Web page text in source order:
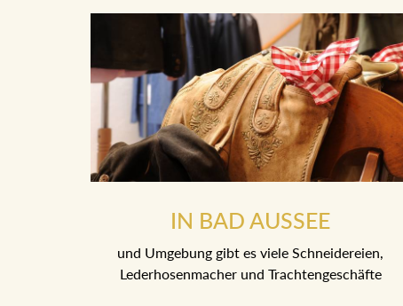
IN BAD AUSSEE
und Umgebung gibt es viele Schneidereien,
Lederhosenmacher und Trachtengeschäfte